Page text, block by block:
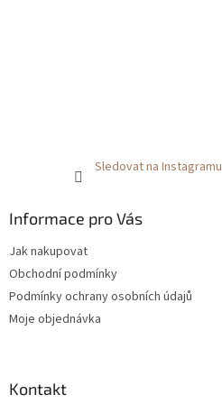
Sledovat na Instagramu
Informace pro Vás
Jak nakupovat
Obchodní podmínky
Podmínky ochrany osobních údajů
Moje objednávka
Kontakt